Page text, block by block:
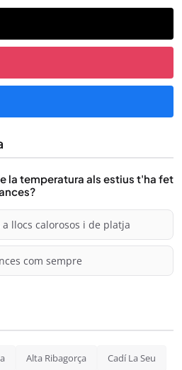
la temperatura als estius t'ha fet
llocs calorosos i de platja
com sempre
Alta Ribagorça Cadí La Seu